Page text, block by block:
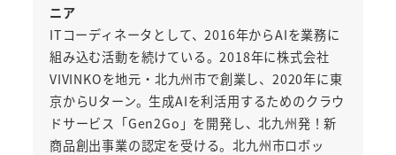
ニア
ITコーディネータとして、2016年からAIを業務に
組み込む活動を続けている。2018年に株式会社
VIVINKOを地元・北九州市で創業し、2020年に東
京からUターン。生成AIを利活用するためのクラウ
ドサービス「Gen2Go」を開発し、北九州発！新
商品創出事業の認定を受ける。北九州市ロボッ